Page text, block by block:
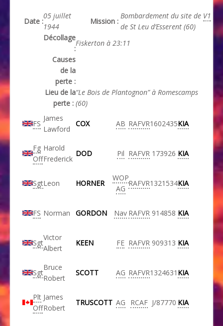
Date :
05 juillet
1944
Mission :
Bombardement du site de V1
de St Leu d’Esserent (60)
Décollage
:
Fiskerton à 23:11
Causes
de la
perte :
Lieu de la
perte :
“Le Bois de Plantognon” à Romescamps
(60)
FS
James
Lawford
COX AB RAFVR1602435KIA
Fg
Off
Harold
Frederick
DOD Pil RAFVR 173926 KIA
SgtLeon HORNER
WOP
AG
RAFVR1321534KIA
FS Norman GORDON Nav RAFVR 914858 KIA
Sgt
Victor
Albert
KEEN FE RAFVR 909313 KIA
Sgt
Bruce
Robert
SCOTT AG RAFVR1324631 KIA
Plt
Off
James
Robert
TRUSCOTT AG RCAF J/87770 KIA